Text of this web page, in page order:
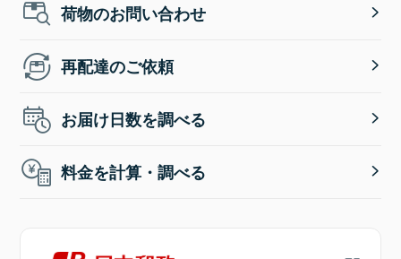
荷物のお問い合わせ
再配達のご依頼
お届け日数を調べる
料金を計算・調べる